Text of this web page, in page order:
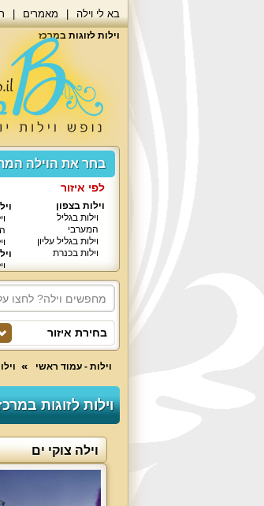
בא לי וילה מאמרים
וילות לזוגות במרכז
בחר את הוילה
לפי איזור
וילות בצפון
וילות בגליל
המערבי
וילות בגליל עליון
וילות בכנרת
בחירת איזור
וילות - עמוד ראשי
וילות לזוגות במרכז
וילה צוקי ים